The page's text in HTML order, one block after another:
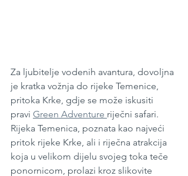
Za ljubitelje vodenih avantura, dovoljna
je kratka vožnja do rijeke Temenice,
pritoka Krke, gdje se može iskusiti
pravi Green Adventure riječni safari.
Rijeka Temenica, poznata kao najveći
pritok rijeke Krke, ali i riječna atrakcija
koja u velikom dijelu svojeg toka teče
ponornicom, prolazi kroz slikovite